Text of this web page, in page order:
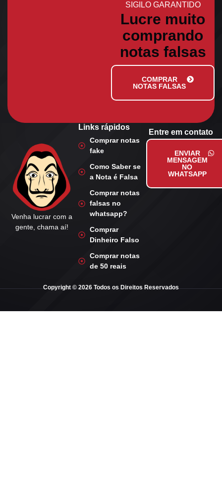
SIGILO GARANTIDO
Lucre muito
comprando
notas falsas
COMPRAR
NOTAS FALSAS
Venha lucrar com a
gente, chama aí!
Links rápidos
Comprar notas
fake
Como Saber se
a Nota é Falsa
Comprar notas
falsas no
whatsapp?
Comprar
Dinheiro Falso
Comprar notas
de 50 reais
Entre em contato
ENVIAR
MENSAGEM
NO
WHATSAPP
Copyright © 2026 Todos os Direitos Reservados